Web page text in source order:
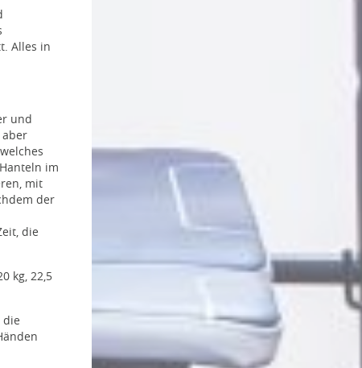
Alles in
und
aber
im
mit
der
die
kg, 22,5
die